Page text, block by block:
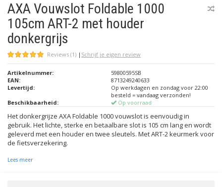
AXA Vouwslot Foldable 1000
105cm ART-2 met houder
donkergrijs
Reviews (1) | Schrijf je eigen review
Artikelnummer:
59800595SB
EAN:
8713249240633
Levertijd:
Op werkdagen en zondag voor 22:00
besteld = vandaag verzonden!
Beschikbaarheid:
Op voorraad
Het donkergrijze AXA Foldable 1000 vouwslot is eenvoudig in
gebruik. Het lichte, sterke en betaalbare slot is 105 cm lang en wordt
geleverd met een houder en twee sleutels. Met ART-2 keurmerk voor
de fietsverzekering.
Lees meer